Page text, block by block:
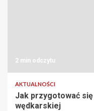
2 min odczytu
AKTUALNOŚCI
Jak przygotować
wędkarskiej